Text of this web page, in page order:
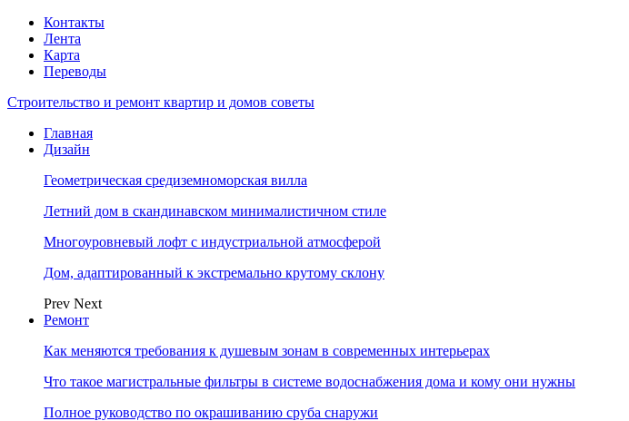
Контакты
Лента
Карта
Переводы
Строительство и ремонт квартир и домов советы
Главная
Дизайн
Геометрическая средиземноморская вилла
Летний дом в скандинавском минималистичном стиле
Многоуровневый лофт с индустриальной атмосферой
Дом, адаптированный к экстремально крутому склону
Prev Next
Ремонт
Как меняются требования к душевым зонам в современных интерьерах
Что такое магистральные фильтры в системе водоснабжения дома и кому они нужны
Полное руководство по окрашиванию сруба снаружи